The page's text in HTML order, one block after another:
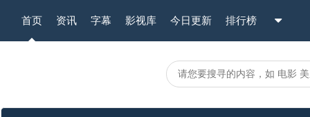
首页 资讯 字幕 影视库 今日更新 排行榜